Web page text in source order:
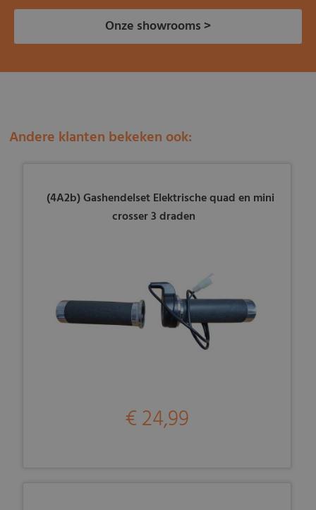
Onze showrooms >
Andere klanten bekeken ook:
(4A2b) Gashendelset Elektrische quad en mini
crosser 3 draden
€ 24,99